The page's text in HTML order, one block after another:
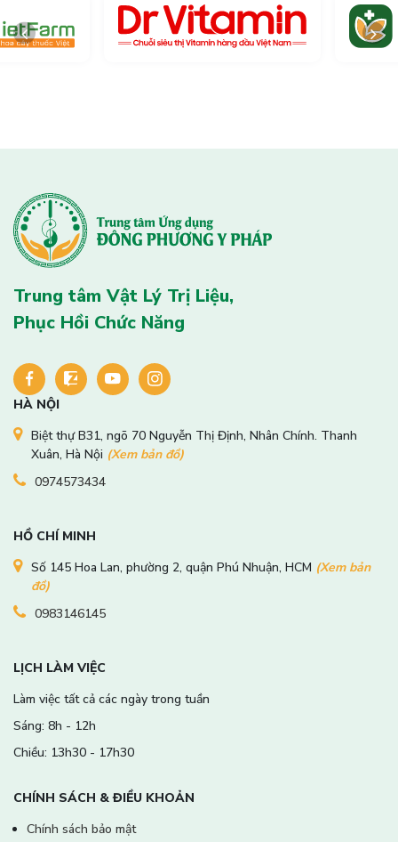
Trung tâm Vật Lý Trị Liệu,
Phục Hồi Chức Năng
HÀ NỘI
Biệt thự B31, ngõ 70 Nguyễn Thị Định, Nhân Chính. Thanh
Xuân, Hà Nội (Xem bản đồ)
0974573434
HỒ CHÍ MINH
Số 145 Hoa Lan, phường 2, quận Phú Nhuận, HCM (Xem bản
đồ)
0983146145
LỊCH LÀM VIỆC
Làm việc tất cả các ngày trong tuần
Sáng: 8h - 12h
Chiều: 13h30 - 17h30
CHÍNH SÁCH & ĐIỀU KHOẢN
Chính sách bảo mật